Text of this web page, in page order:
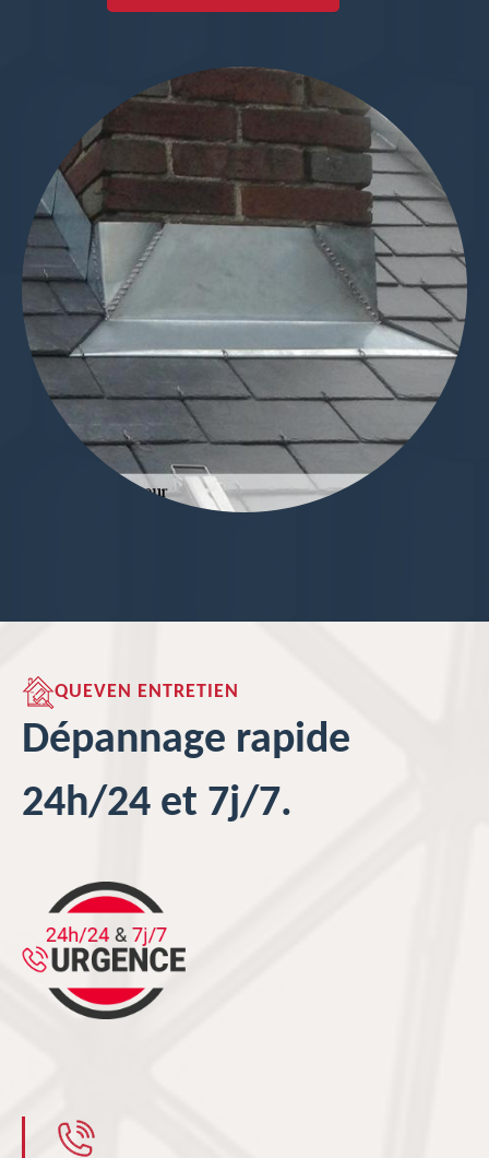
QUEVEN ENTRETIEN
Dépannage rapide
24h/24 et 7j/7.